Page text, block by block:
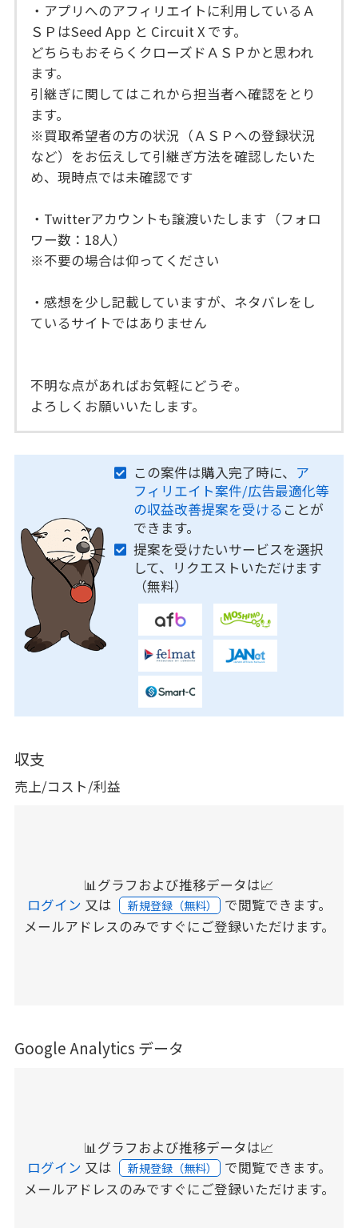
・アプリへのアフィリエイトに利用しているＡ
ＳＰはSeed App と Circuit X です。
どちらもおそらくクローズドＡＳＰかと思われ
ます。
引継ぎに関してはこれから担当者へ確認をとり
ます。
※買取希望者の方の状況（ＡＳＰへの登録状況
など）をお伝えして引継ぎ方法を確認したいた
め、現時点では未確認です
・Twitterアカウントも譲渡いたします（フォロ
ワー数：18人）
※不要の場合は仰ってください
・感想を少し記載していますが、ネタバレをし
ているサイトではありません
不明な点があればお気軽にどうぞ。
よろしくお願いいたします。
この案件は購入完了時に、 ア
フィリエイト案件/広告最適化等
の収益改善提案を受ける ことが
できます。
提案を受けたいサービスを選択
して、リクエストいただけます
（無料）
収支
売上/コスト/利益
📊グラフおよび推移データは📈
ログイン 又は 新規登録（無料） で閲覧できます。
メールアドレスのみですぐにご登録いただけます。
Google Analytics データ
📊グラフおよび推移データは📈
ログイン 又は 新規登録（無料） で閲覧できます。
メールアドレスのみですぐにご登録いただけます。